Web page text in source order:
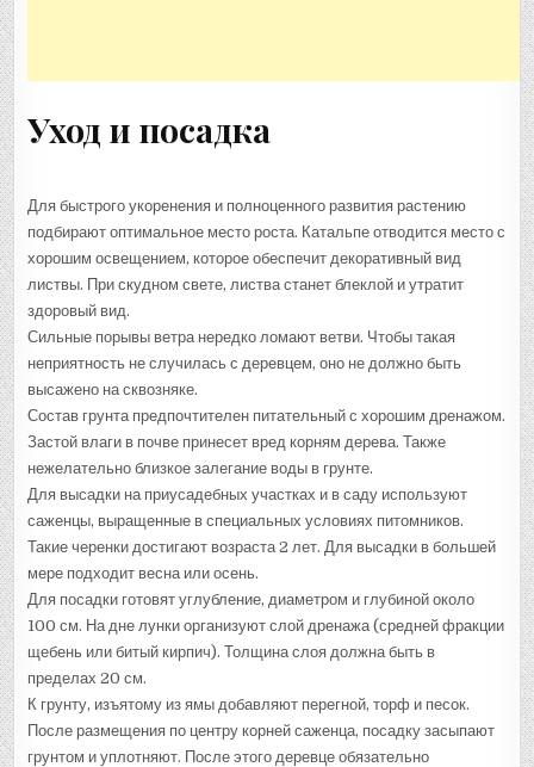
Уход и посадка
Для быстрого укоренения и полноценного развития растению
подбирают оптимальное место роста. Катальпе отводится место с
хорошим освещением, которое обеспечит декоративный вид
листвы. При скудном свете, листва станет блеклой и утратит
здоровый вид.
Сильные порывы ветра нередко ломают ветви. Чтобы такая
неприятность не случилась с деревцем, оно не должно быть
высажено на сквозняке.
Состав грунта предпочтителен питательный с хорошим дренажом.
Застой влаги в почве принесет вред корням дерева. Также
нежелательно близкое залегание воды в грунте.
Для высадки на приусадебных участках и в саду используют
саженцы, выращенные в специальных условиях питомников.
Такие черенки достигают возраста 2 лет. Для высадки в большей
мере подходит весна или осень.
Для посадки готовят углубление, диаметром и глубиной около
100 см. На дне лунки организуют слой дренажа (средней фракции
щебень или битый кирпич). Толщина слоя должна быть в
пределах 20 см.
К грунту, изъятому из ямы добавляют перегной, торф и песок.
После размещения по центру корней саженца, посадку засыпают
грунтом и уплотняют. После этого деревце обязательно